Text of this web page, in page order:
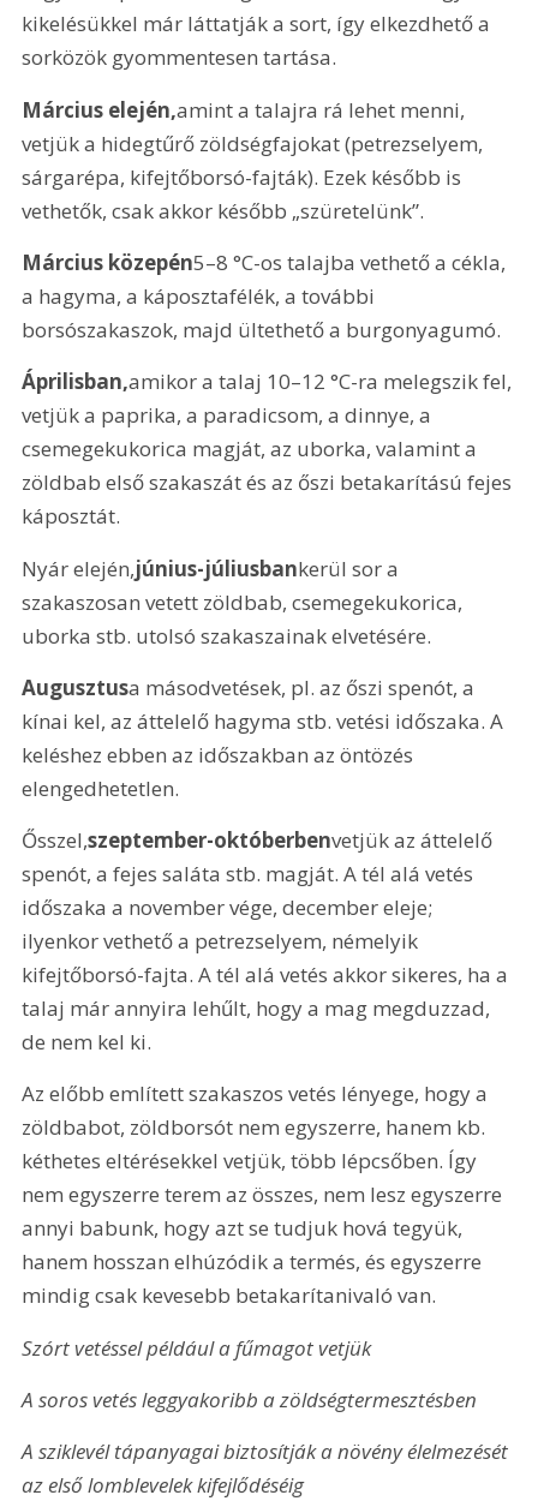
kikelésükkel már láttatják a sort, így elkezdhető a
sorközök gyommentesen tartása.
Március elején,amint a talajra rá lehet menni,
vetjük a hidegtűrő zöldségfajokat (petrezselyem,
sárgarépa, kifejtőborsó-fajták). Ezek később is
vethetők, csak akkor később „szüretelünk”.
Március közepén5–8 °C-os talajba vethető a cékla,
a hagyma, a káposztafélék, a további
borsószakaszok, majd ültethető a burgonyagumó.
Áprilisban,amikor a talaj 10–12 °C-ra melegszik fel,
vetjük a paprika, a paradicsom, a dinnye, a
csemegekukorica magját, az uborka, valamint a
zöldbab első szakaszát és az őszi betakarítású fejes
káposztát.
Nyár elején,június-júliusbankerül sor a
szakaszosan vetett zöldbab, csemegekukorica,
uborka stb. utolsó szakaszainak elvetésére.
Augusztusa másodvetések, pl. az őszi spenót, a
kínai kel, az áttelelő hagyma stb. vetési időszaka. A
keléshez ebben az időszakban az öntözés
elengedhetetlen.
Ősszel,szeptember-októberbenvetjük az áttelelő
spenót, a fejes saláta stb. magját. A tél alá vetés
időszaka a november vége, december eleje;
ilyenkor vethető a petrezselyem, némelyik
kifejtőborsó-fajta. A tél alá vetés akkor sikeres, ha a
talaj már annyira lehűlt, hogy a mag megduzzad,
de nem kel ki.
Az előbb említett szakaszos vetés lényege, hogy a
zöldbabot, zöldborsót nem egyszerre, hanem kb.
kéthetes eltérésekkel vetjük, több lépcsőben. Így
nem egyszerre terem az összes, nem lesz egyszerre
annyi babunk, hogy azt se tudjuk hová tegyük,
hanem hosszan elhúzódik a termés, és egyszerre
mindig csak kevesebb betakarítanivaló van.
Szórt vetéssel például a fűmagot vetjük
A soros vetés leggyakoribb a zöldségtermesztésben
A sziklevél tápanyagai biztosítják a növény élelmezését
az első lomblevelek kifejlődéséig